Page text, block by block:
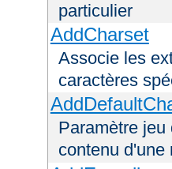
particulier
AddCharset
Associe les
caractères
Paramètre jeu
contenu d'une